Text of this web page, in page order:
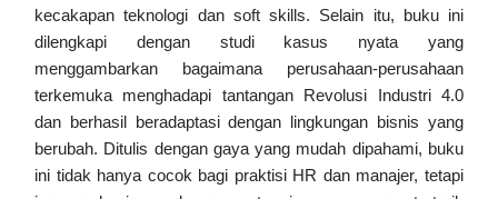
kecakapan teknologi dan soft skills. Selain itu, buku ini
dilengkapi dengan studi kasus nyata yang
menggambarkan bagaimana perusahaan-perusahaan
terkemuka menghadapi tantangan Revolusi Industri 4.0
dan berhasil beradaptasi dengan lingkungan bisnis yang
berubah. Ditulis dengan gaya yang mudah dipahami, buku
ini tidak hanya cocok bagi praktisi HR dan manajer, tetapi